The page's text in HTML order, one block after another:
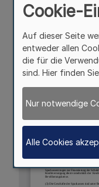
Cookie-
Auf dieser Seite
entweder allen
die für die
sind. Hier finden
Nur notwendige
Alle Cookies